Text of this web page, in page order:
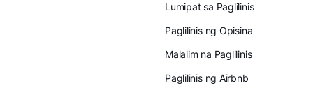
Lumipat sa Paglilinis
Paglilinis ng Opisina
Malalim na Paglilinis
Paglilinis ng Airbnb